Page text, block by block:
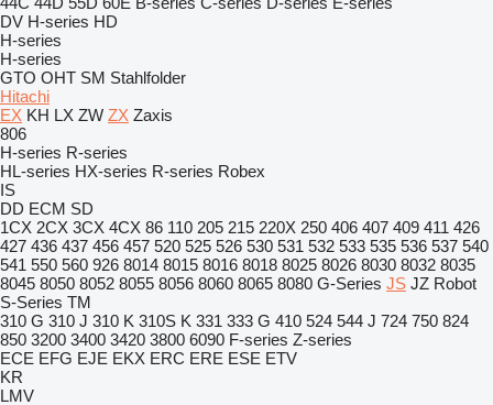
DV H-series HD
H-series
H-series
GTO OHT SM Stahlfolder
Hitachi
EX KH LX ZW ZX Zaxis
806
H-series R-series
HL-series HX-series R-series Robex
IS
DD ECM SD
1CX 2CX 3CX 4CX 86 110 205 215 220X 250 406 407 409 411 426
427 436 437 456 457 520 525 526 530 531 532 533 535 536 537 540
541 550 560 926 8014 8015 8016 8018 8025 8026 8030 8032 8035
8045 8050 8052 8055 8056 8060 8065 8080 G-Series JS JZ Robot
S-Series TM
310 G 310 J 310 K 310S K 331 333 G 410 524 544 J 724 750 824
850 3200 3400 3420 3800 6090 F-series Z-series
ECE EFG EJE EKX ERC ERE ESE ETV
KR
LMV